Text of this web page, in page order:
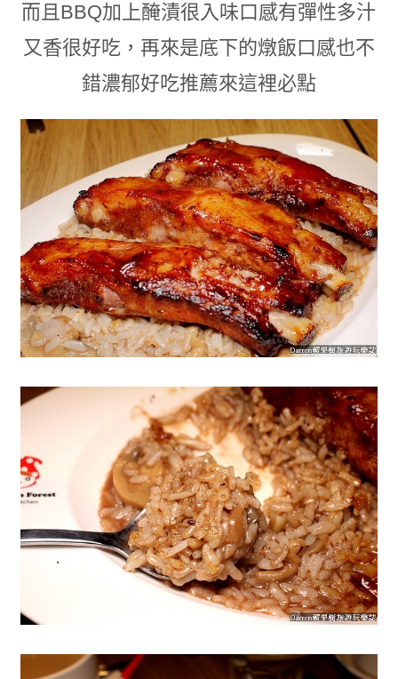
而且BBQ加上醃漬很入味口感有彈性多汁
又香很好吃，再來是底下的燉飯口感也不
錯濃郁好吃推薦來這裡必點